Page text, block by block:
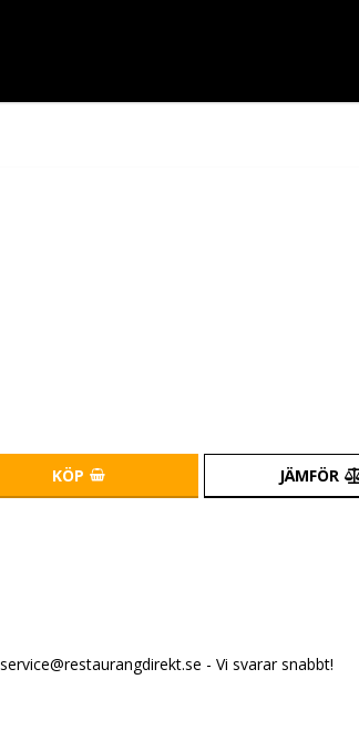
KÖP JÄMFÖR
- Vi svarar snabbt!